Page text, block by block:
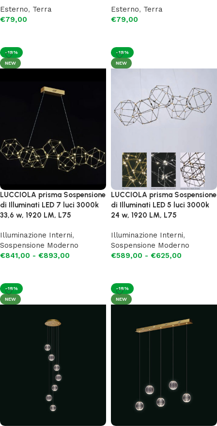
Esterno, Terra
€79,00
Esterno, Terra
€79,00
-18%
NEW
LUCCIOLA prisma Sospensione
di Illuminati LED 7 luci 3000k
33,6 w, 1920 LM, L75
Illuminazione Interni,
Sospensione Moderno
€841,00 - €893,00
-18%
NEW
LUCCIOLA prisma Sospensione
di Illuminati LED 5 luci 3000k
24 w, 1920 LM, L75
Illuminazione Interni,
Sospensione Moderno
€589,00 - €625,00
-18%
NEW
-18%
NEW